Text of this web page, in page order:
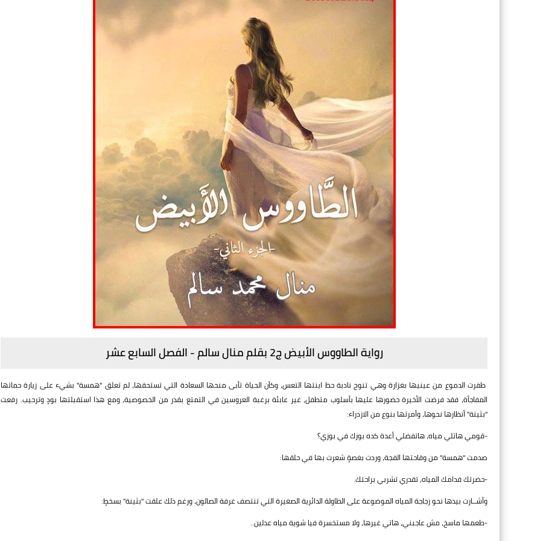
رواية الطاووس الأبيض ج2 بقلم منال سالم - الفصل السابع عشر
طفرت الدموع من عينيها بغزارة وهي تنوح نادبة حظ ابنتها التعس، وكأن الحياة تأبى منحها السعادة التي تستحقها، لم تعلق "همسة" بشيء على زيارة حماتها
المفاجأة، فقد فرضت الأخيرة حضورها عليها بأسلوب متطفل، غير عابئة برغبة العروسين في التمتع بقدر من الخصوصية، ومع هذا استقبلتها بودٍ وترحيب. رفعت
"بثينة" أنظارها نحوها، وأمرتها بنوع من الازدراء:
-قومي هاتلي مياه، هاتفضلي أعدة كده بوزك في بوزي؟
صدمت "همسة" من وقاحتها الفجة، وردت بغصةٍ شعرت بها في حلقها:
-حضرتك قدامك المياه، تقدري تشربي براحتك.
وأشــارت بيدها نحو زجاجة المياه الموضوعة على الطاولة الدائرية الصغيرة التي تنتصف غرفة الصالون، ورغم ذلك علقت "بثينة" بسخطٍ:
-طعمها ماسخ، مش عاجبني، هاتي غيرها، ولا مستخسرة فيا شوية مياه عدلين..